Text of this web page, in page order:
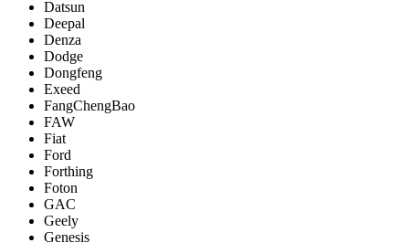
Datsun
Deepal
Denza
Dodge
Dongfeng
Exeed
FangChengBao
FAW
Fiat
Ford
Forthing
Foton
GAC
Geely
Genesis